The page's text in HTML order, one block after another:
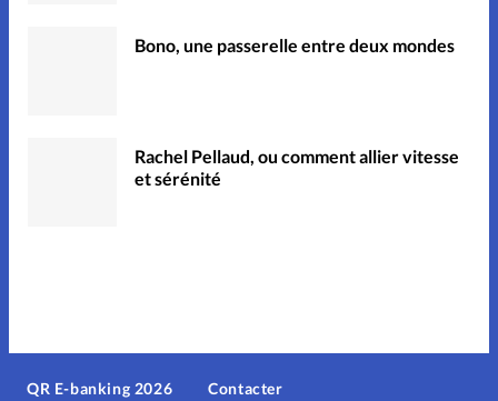
Bono, une passerelle entre deux mondes
Rachel Pellaud, ou comment allier vitesse
et sérénité
QR E-banking 2026 Contacter